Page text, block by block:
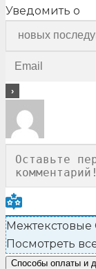
Уведомить о
Межтекстовые
Посмотреть
Способы оплаты и